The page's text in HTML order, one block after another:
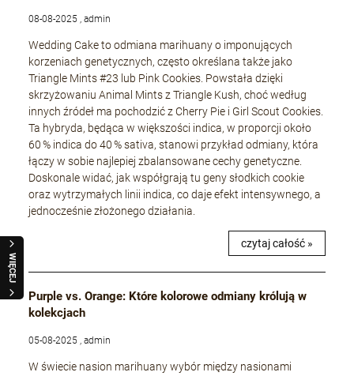
WIĘCEJ
08-08-2025 , admin
Wedding Cake to odmiana marihuany o imponujących
korzeniach genetycznych, często określana także jako
Triangle Mints #23 lub Pink Cookies. Powstała dzięki
skrzyżowaniu Animal Mints z Triangle Kush, choć według
innych źródeł ma pochodzić z Cherry Pie i Girl Scout Cookies.
Ta hybryda, będąca w większości indica, w proporcji około
60 % indica do 40 % sativa, stanowi przykład odmiany, która
łączy w sobie najlepiej zbalansowane cechy genetyczne.
Doskonale widać, jak współgrają tu geny słodkich cookie
oraz wytrzymałych linii indica, co daje efekt intensywnego, a
jednocześnie złożonego działania.
czytaj całość »
Purple vs. Orange: Które kolorowe odmiany królują w
kolekcjach
05-08-2025 , admin
W świecie nasion marihuany wybór między nasionami